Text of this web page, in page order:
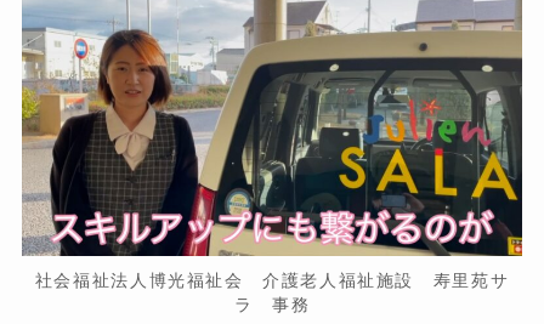
社会福祉法人博光福祉会 介護老人福祉施設 寿里苑サ
ラ 事務